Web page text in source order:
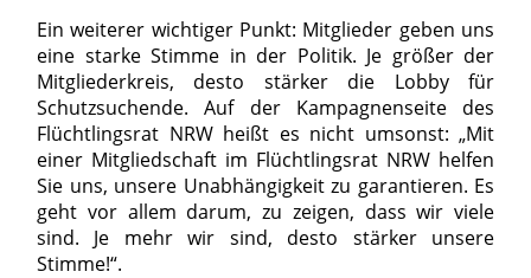
Ein weiterer wichtiger Punkt: Mitglieder geben uns
eine starke Stimme in der Politik. Je größer der
Mitgliederkreis, desto stärker die Lobby für
Schutzsuchende. Auf der Kampagnenseite des
Flüchtlingsrat NRW heißt es nicht umsonst: „Mit
einer Mitgliedschaft im Flüchtlingsrat NRW helfen
Sie uns, unsere Unabhängigkeit zu garantieren. Es
geht vor allem darum, zu zeigen, dass wir viele
sind. Je mehr wir sind, desto stärker unsere
Stimme!“.